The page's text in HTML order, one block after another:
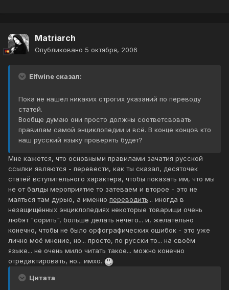
Matriarch
Опубликовано 5 октября, 2006
Elfwine сказал:
Пока не нашел никаких строгих указаний по переводу
статей.
Вообще думаю они просто должны соответсвовать
правилам самой энциклопедии и всё. В конце концов кто
наш русский языку проверять будет?
Мне кажется, что основными правилами зачатия русской
ссылки являются - перевести, как ты сказал, десяточек
статей вступительного характера, чтобы показать им, что мы
не от балды мероприятие то затеваем и второе - это не
маяться там дурью, а именно переводить... иногда в
незащищённых энциклопедиях некоторые товарищи очень
любят "сорить", больше делать нечего... и, желательно
конечно, чтобы не было орфографических ошибок - это уже
лично моё мнение, но... просто, по русски то... на своём
языке... не очень мило читать такое... можно конечно
отредактировать, но... имхо.
Цитата